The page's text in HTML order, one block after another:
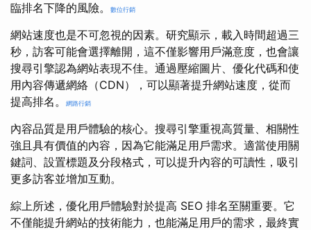
臨排名下降的風險。
數位行銷
網站速度也是不可忽視的因素。研究顯示，載入時間超過三
秒，訪客可能會選擇離開，這不僅影響用戶滿意度，也會讓
搜尋引擎認為網站表現不佳。通過壓縮圖片、優化代碼和使
用內容傳遞網絡（CDN），可以顯著提升網站速度，從而
提高排名。
網路行銷
內容品質是用戶體驗的核心。搜尋引擎重視高質量、相關性
強且具有價值的內容，因為它能滿足用戶需求。適當使用關
鍵詞、設置標題及分段格式，可以提升內容的可讀性，吸引
更多訪客並增加互動。
綜上所述，優化用戶體驗對於提高 SEO 排名至關重要。它
不僅能提升網站的技術能力，也能滿足用戶的需求，最終實